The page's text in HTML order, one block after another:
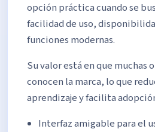
opción práctica cuando se
facilidad de uso,
funciones modernas.
Su valor está en que muchas
conocen la marca, lo que
aprendizaje y facilita
Interfaz amigable para el